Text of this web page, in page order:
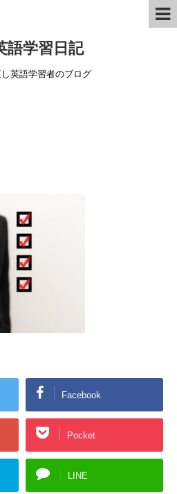
語学習日記
英語学習者のブログ
Facebook
Pocket
LINE